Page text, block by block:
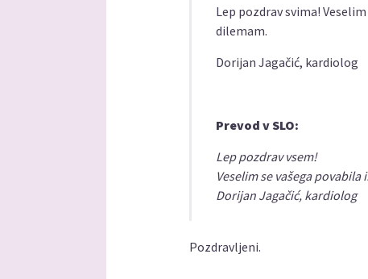
Lep pozdrav svima!
dilemam.
Dorijan Jagačić, kardiolog
Prevod v SLO:
Lep pozdrav vsem!
Veselim se vašega
Dorijan Jagačić, kardiolog
Pozdravljeni.